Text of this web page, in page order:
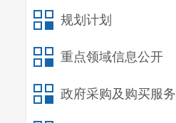
规划计划
重点领域信息公开
政府采购及购买服务